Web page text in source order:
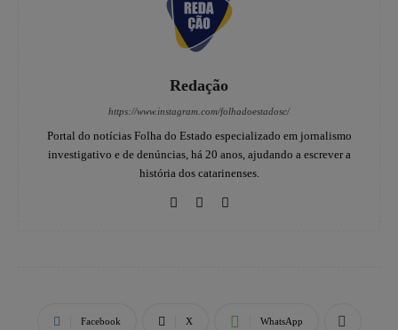
Redação
https://www.instagram.com/folhadoestadosc/
Portal do notícias Folha do Estado especializado em jornalismo
investigativo e de denúncias, há 20 anos, ajudando a escrever a
história dos catarinenses.
Facebook X WhatsApp